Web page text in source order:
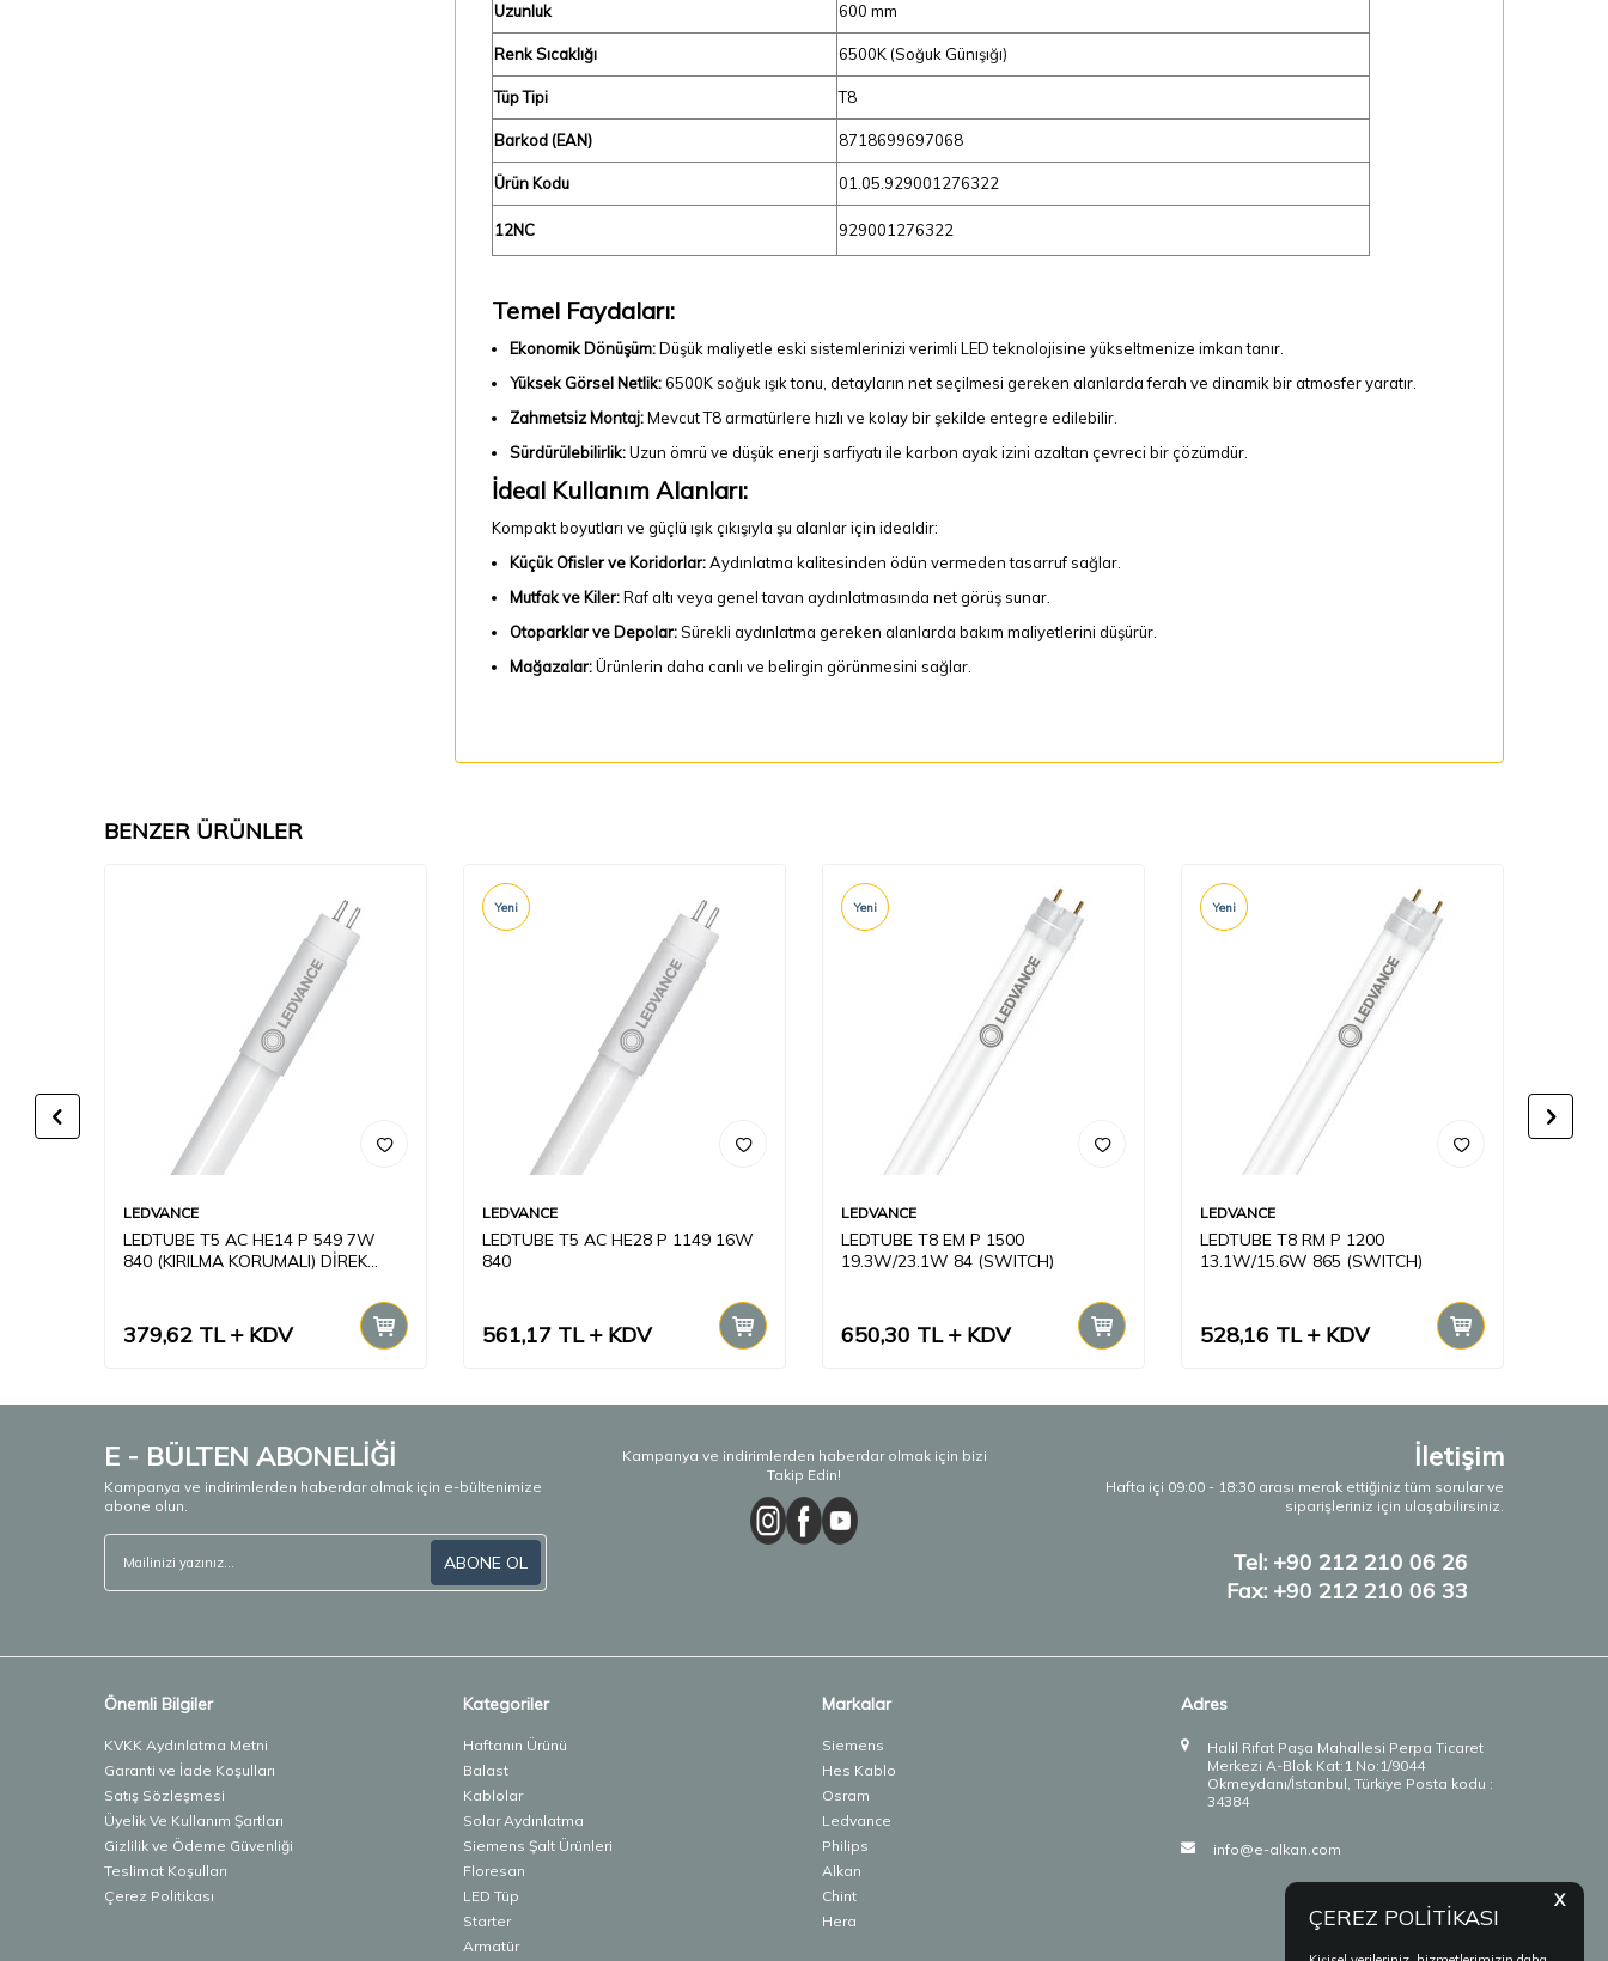
X
ÇEREZ POLİTİKASI
Uzunluk 600 mm
Renk Sıcaklığı 6500K (Soğuk Günışığı)
Tüp Tipi T8
Barkod (EAN) 8718699697068
Ürün Kodu 01.05.929001276322
12NC 929001276322
Temel Faydaları:
Ekonomik Dönüşüm:Düşük maliyetle eski sistemlerinizi verimli LED teknolojisine yükseltmenize imkan tanır.
Yüksek Görsel Netlik:6500K soğuk ışık tonu, detayların net seçilmesi gereken alanlarda ferah ve dinamik bir atmosfer yaratır.
Zahmetsiz Montaj:Mevcut T8 armatürlere hızlı ve kolay bir şekilde entegre edilebilir.
Sürdürülebilirlik:Uzun ömrü ve düşük enerji sarfiyatı ile karbon ayak izini azaltan çevreci bir çözümdür.
İdeal Kullanım Alanları:
Kompakt boyutları ve güçlü ışık çıkışıyla şu alanlar için idealdir:
Küçük Ofisler ve Koridorlar:Aydınlatma kalitesinden ödün vermeden tasarruf sağlar.
Mutfak ve Kiler:Raf altı veya genel tavan aydınlatmasında net görüş sunar.
Otoparklar ve Depolar:Sürekli aydınlatma gereken alanlarda bakım maliyetlerini düşürür.
Mağazalar:Ürünlerin daha canlı ve belirgin görünmesini sağlar.
BENZER ÜRÜNLER
LEDVANCE
LEDTUBE T5 AC HE14 P 549 7W
840 (KIRILMA KORUMALI) DİREK
379,62 TL KDV
Yeni
LEDVANCE
LEDTUBE T5 AC HE28 P 1149 16W
840
561,17 TL KDV
Yeni
LEDVANCE
LEDTUBE T8 EM P 1500
19.3W/23.1W 84 (SWITCH)
650,30 TL KDV
Yeni
LEDVANCE
LEDTUBE T8 RM P 1200
13.1W/15.6W 865 (SWITCH)
528,16 TL KDV
E - BÜLTEN ABONELİĞİ
Kampanya ve indirimlerden haberdar olmak için e-bültenimize
abone olun.
ABONE OL
Kampanya ve indirimlerden haberdar olmak için bizi
Takip Edin!
İletişim
Hafta içi 09:00 - 18:30 arası merak ettiğiniz tüm sorular ve
siparişleriniz için ulaşabilirsiniz.
Tel: +90 212 210 06 26
Fax: +90 212 210 06 33
Önemli Bilgiler
KVKK Aydınlatma Metni
Garanti ve İade Koşulları
Satış Sözleşmesi
Üyelik Ve Kullanım Şartları
Gizlilik ve Ödeme Güvenliği
Teslimat Koşulları
Çerez Politikası
Kategoriler
Haftanın Ürünü
Balast
Kablolar
Solar Aydınlatma
Siemens Şalt Ürünleri
Floresan
LED Tüp
Starter
Armatür
Markalar
Siemens
Hes Kablo
Osram
Ledvance
Philips
Alkan
Chint
Hera
Adres
Halil Rıfat Paşa Mahallesi Perpa Ticaret
Merkezi A-Blok Kat:1 No:1/9044
Okmeydanı/İstanbul, Türkiye Posta kodu :
34384
info@e-alkan.com